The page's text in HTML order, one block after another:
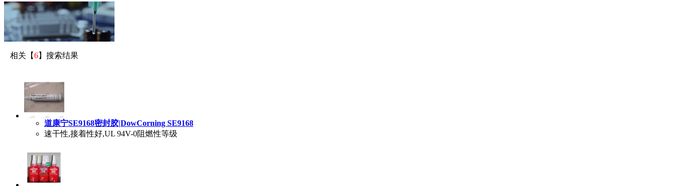
相关【6】搜索结果
道康宁SE9168密封胶|DowCorning SE9168
速干性,接着性好,UL 94V-0阻燃性等级